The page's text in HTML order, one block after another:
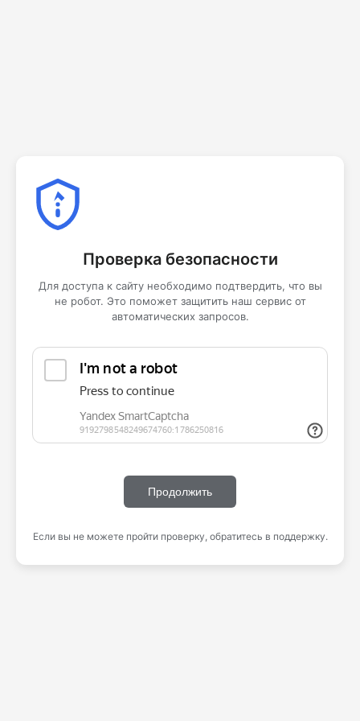
Проверка безопасности
Для доступа к сайту необходимо подтвердить, что вы
не робот. Это поможет защитить наш сервис от
автоматических запросов.
Продолжить
Если вы не можете пройти проверку, обратитесь в поддержку.